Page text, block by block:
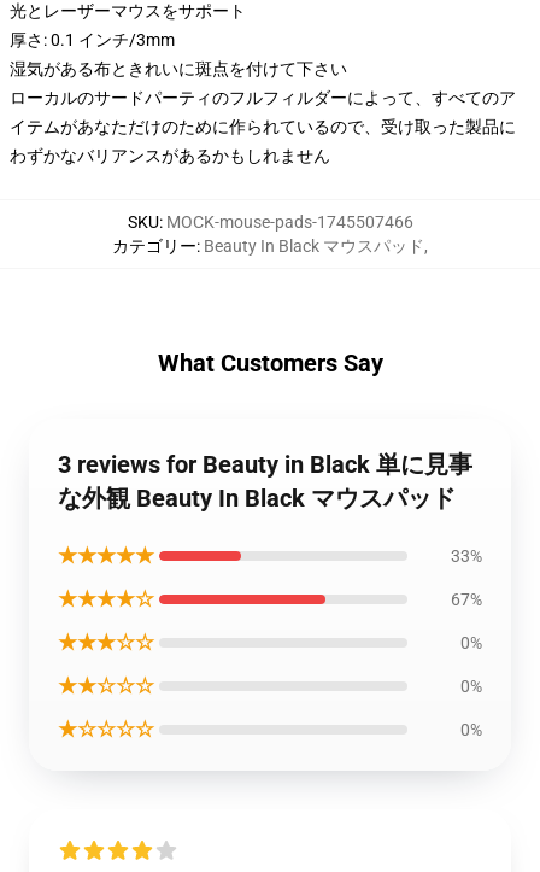
光とレーザーマウスをサポート
厚さ: 0.1 インチ/3mm
湿気がある布ときれいに斑点を付けて下さい
ローカルのサードパーティのフルフィルダーによって、すべてのア
イテムがあなただけのために作られているので、受け取った製品に
わずかなバリアンスがあるかもしれません
SKU: MOCK-mouse-pads-1745507466
カテゴリー: Beauty In Black マウスパッド,
What Customers Say
3 reviews for Beauty in Black 単に見事
な外観 Beauty In Black マウスパッド
★★★★★ 33%
★★★★☆ 67%
★★★☆☆ 0%
★★☆☆☆ 0%
★☆☆☆☆ 0%